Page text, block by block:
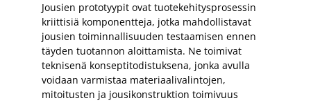
Jousien prototyypit ovat tuotekehitysprosessin
kriittisiä komponentteja, jotka mahdollistavat
jousien toiminnallisuuden testaamisen ennen
täyden tuotannon aloittamista. Ne toimivat
teknisenä konseptitodistuksena, jonka avulla
voidaan varmistaa materiaalivalintojen,
mitoitusten ja jousikonstruktion toimivuus